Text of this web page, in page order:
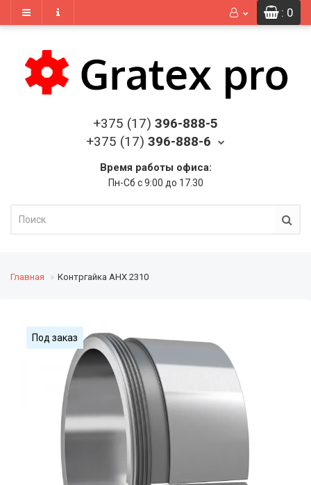
: 0
+375 (17) 396-888-5
+375 (17) 396-888-6
Время работы офиса:
Пн-Сб с 9:00 до 17.30
Главная Контргайка AHX 2310
Под заказ